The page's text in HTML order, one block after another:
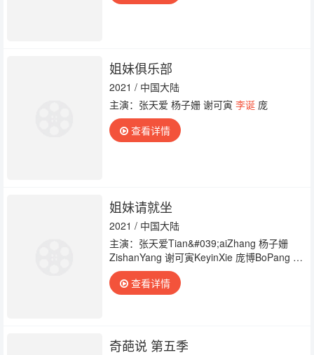
姐妹俱乐部
2021 / 中国大陆
主演：张天爱 杨子姗 谢可寅 李诞庞
查看详情
姐妹请就坐
2021 / 中国大陆
主演：张天爱Tian&#039;aiZhang 杨子姗
ZishanYang 谢可寅KeyinXie 庞博BoPang 李
诞DanLi
查看详情
奇葩说 第五季